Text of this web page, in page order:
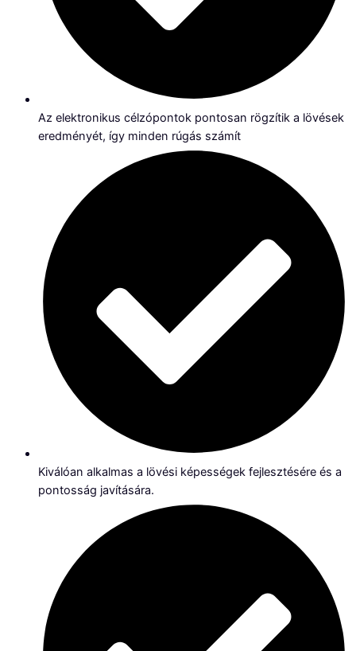
Az elektronikus célzópontok pontosan rögzítik a lövések
eredményét, így minden rúgás számít
Kiválóan alkalmas a lövési képességek fejlesztésére és a
pontosság javítására.